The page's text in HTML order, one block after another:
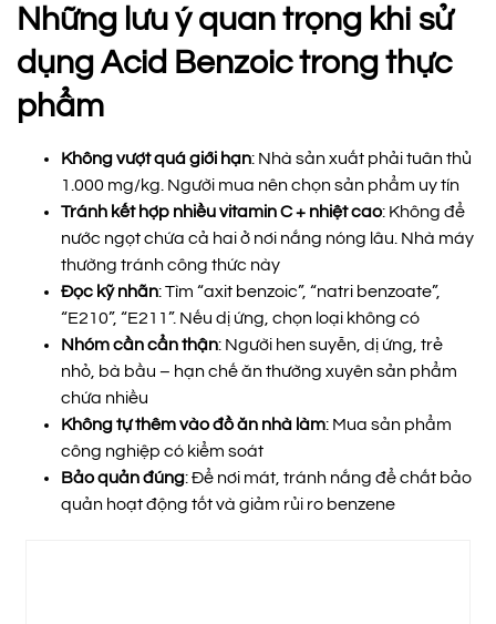
Những lưu ý quan trọng khi sử
dụng Acid Benzoic trong thực
phẩm
Không vượt quá giới hạn: Nhà sản xuất phải tuân thủ
1.000 mg/kg. Người mua nên chọn sản phẩm uy tín
Tránh kết hợp nhiều vitamin C + nhiệt cao: Không để
nước ngọt chứa cả hai ở nơi nắng nóng lâu. Nhà máy
thường tránh công thức này
Đọc kỹ nhãn: Tìm “axit benzoic”, “natri benzoate”,
“E210”, “E211”. Nếu dị ứng, chọn loại không có
Nhóm cần cẩn thận: Người hen suyễn, dị ứng, trẻ
nhỏ, bà bầu – hạn chế ăn thường xuyên sản phẩm
chứa nhiều
Không tự thêm vào đồ ăn nhà làm: Mua sản phẩm
công nghiệp có kiểm soát
Bảo quản đúng: Để nơi mát, tránh nắng để chất bảo
quản hoạt động tốt và giảm rủi ro benzene